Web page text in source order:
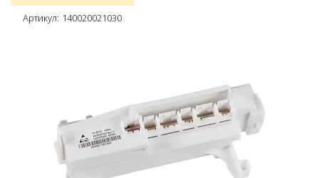
Артикул: 140020021030